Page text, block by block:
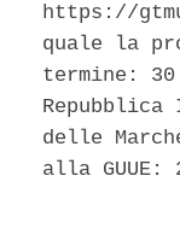
https://
quale la
termine:
delle
alla GUUE: